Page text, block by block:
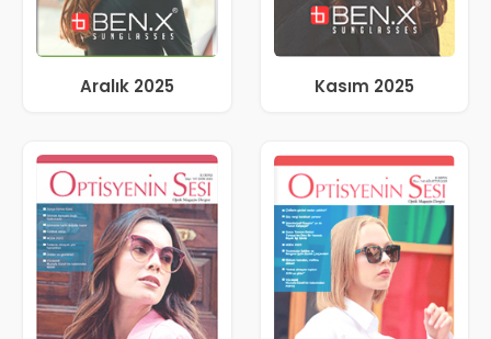
Aralık 2025 Kasım 2025